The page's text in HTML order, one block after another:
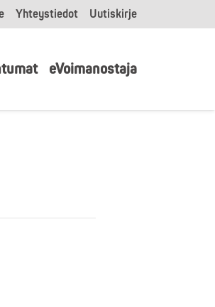
Yhteystiedot Uutiskirje
eVoimanostaja